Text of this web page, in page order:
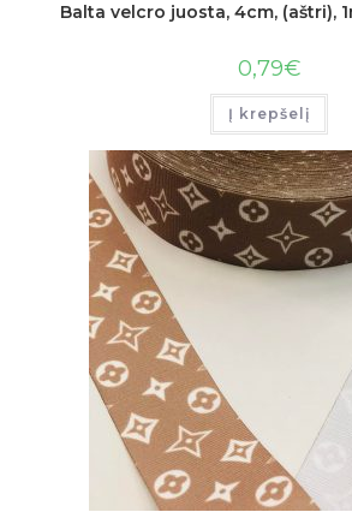
Balta velcro juosta, 4cm, (aštri),
0,79€
Į krepšelį